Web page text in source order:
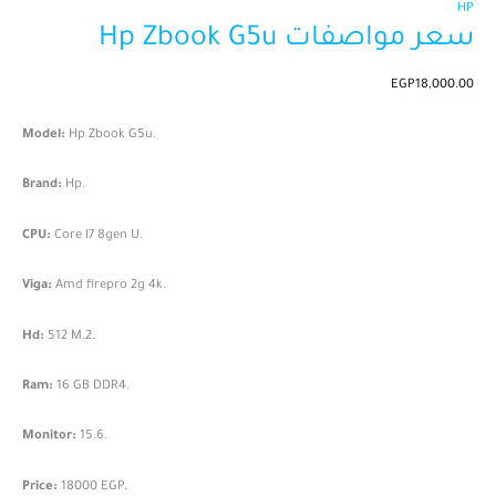
HP
سعر مواصفات Hp Zbook G5u
EGP18,000.00
Model: Hp Zbook G5u.
Brand: Hp.
CPU: Core I7 8gen U.
Viga: Amd firepro 2g 4k.
Hd: 512 M.2.
Ram: 16 GB DDR4.
Monitor: 15.6.
Price: 18000 EGP.
سعر
مواصفات
Zbook